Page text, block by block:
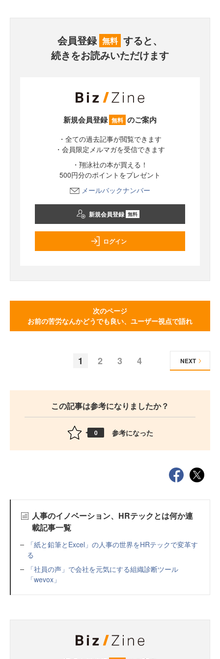
会員登録 無料 すると、
続きをお読みいただけます
新規会員登録 無料 のご案内
・全ての過去記事が閲覧できます
・会員限定メルマガを受信できます
・翔泳社の本が買える！
500円分のポイントをプレゼント
メールバックナンバー
新規会員登録 無料
ログイン
次のページ
お前の苦労なんかどうでも良い、ユーザー視点で語れ
1 2 3 4 NEXT
この記事は参考になりましたか？
0 参考になった
人事のイノベーション、HRテックとは何か連
載記事一覧
「紙と鉛筆とExcel」の人事の世界をHRテックで変革す
る
「社員の声」で会社を元気にする組織診断ツール
「wevox」